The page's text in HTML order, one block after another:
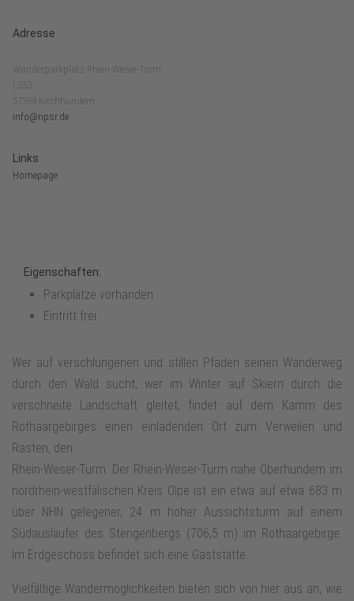
Adresse
Wanderparkplatz Rhein-Weser-Turm
L553
57399 Kirchhundem
info@npsr.de
Links
Homepage
Eigenschaften:
Parkplätze vorhanden
Eintritt frei
Wer auf verschlungenen und stillen Pfaden seinen Wanderweg
durch den Wald sucht, wer im Winter auf Skiern durch die
verschneite Landschaft gleitet, findet auf dem Kamm des
Rothaargebirges einen einladenden Ort zum Verweilen und
Rasten, den
Rhein-Weser-Turm. Der Rhein-Weser-Turm nahe Oberhundem im
nordrhein-westfälischen Kreis Olpe ist ein etwa auf etwa 683 m
über NHN gelegener, 24 m hoher Aussichtsturm auf einem
Südausläufer des Stengenbergs (706,5 m) im Rothaargebirge.
Im Erdgeschoss befindet sich eine Gaststätte.
Vielfältige Wandermöglichkeiten bieten sich von hier aus an, wie